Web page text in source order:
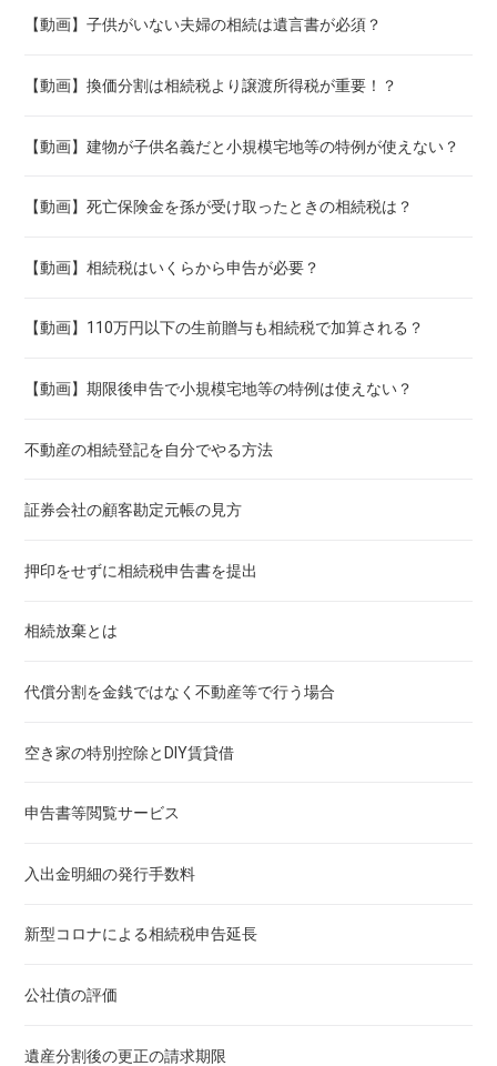
【動画】子供がいない夫婦の相続は遺言書が必須？
【動画】換価分割は相続税より譲渡所得税が重要！？
【動画】建物が子供名義だと小規模宅地等の特例が使えない？
【動画】死亡保険金を孫が受け取ったときの相続税は？
【動画】相続税はいくらから申告が必要？
【動画】110万円以下の生前贈与も相続税で加算される？
【動画】期限後申告で小規模宅地等の特例は使えない？
不動産の相続登記を自分でやる方法
証券会社の顧客勘定元帳の見方
押印をせずに相続税申告書を提出
相続放棄とは
代償分割を金銭ではなく不動産等で行う場合
空き家の特別控除とDIY賃貸借
申告書等閲覧サービス
入出金明細の発行手数料
新型コロナによる相続税申告延長
公社債の評価
遺産分割後の更正の請求期限